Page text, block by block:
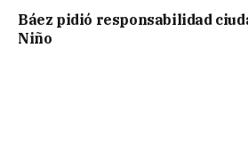
Báez pidió responsabilidad
Niño